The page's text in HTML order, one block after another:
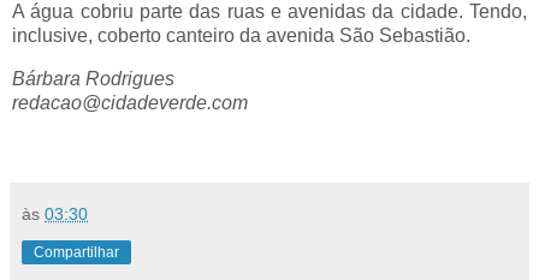
A água cobriu parte das ruas e avenidas da cidade. Tendo,
inclusive, coberto canteiro da avenida São Sebastião.
Bárbara Rodrigues
redacao@cidadeverde.com
às 03:30
Compartilhar